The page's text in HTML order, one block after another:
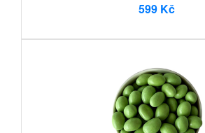
599 Kč